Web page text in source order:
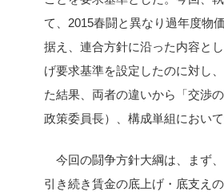
て、2015春闘と異なり過年度物
据え、連合方針に沿った内容と
げ要求基準を設定したのに対し
た結果、両者の違いから「交渉
政策委員長）、構成単組におい
今回の闘争方針大綱は、まず
引き続き賃金の底上げ・底支え